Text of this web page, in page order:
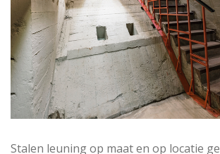
Stalen leuning op maat en op locatie